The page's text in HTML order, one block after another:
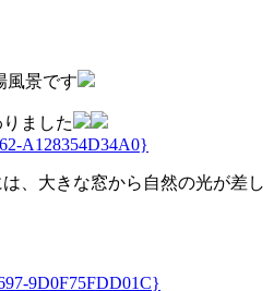
風景です
ました
、大きな窓から自然の光が差し